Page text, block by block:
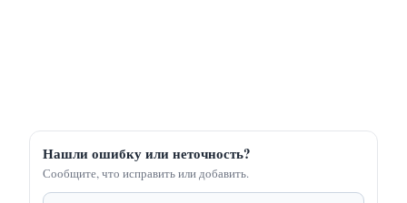
Нашли ошибку или неточность?
Сообщите, что исправить или добавить.